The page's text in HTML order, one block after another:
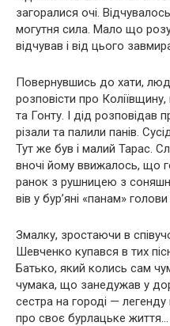
загоралися очі.
могутня сила. Мало що
відчував і від цього
Повернувшись до хати,
розповісти про
та Гонту. І дід розповідав
різали та палили панів.
Тут же був і малий Тарас.
вночі йому ввижалось, що
ранок з рушницею з
вів у бур’яні «панам»
Змалку, зростаючи в
Шевченко купався в тих
Батько, який колись сам
чумака, що занедужав у
сестра на городі —
про своє бурлацьке життя…